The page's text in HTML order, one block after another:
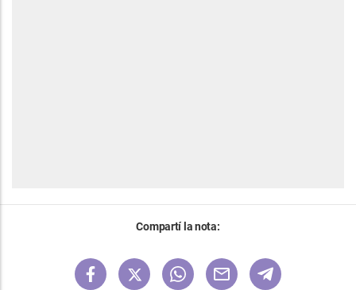
Compartí la nota: